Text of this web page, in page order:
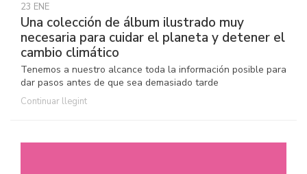
23 ENE
Una colección de álbum ilustrado muy
necesaria para cuidar el planeta y detener el
cambio climático
Tenemos a nuestro alcance toda la información posible para
dar pasos antes de que sea demasiado tarde
Continuar llegint